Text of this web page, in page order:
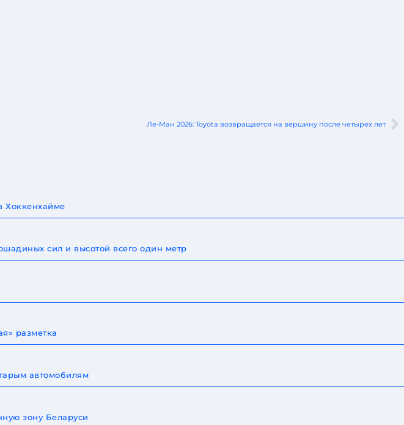
Ле-Ман 2026: Toyota возвращается на вершину после четырех лет
Хоккенхайме
сил и высотой всего один метр
разметка
автомобилям
зону Беларуси